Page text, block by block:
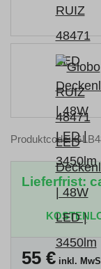
Produktcode:
Lieferfrist:
55 € inkl.